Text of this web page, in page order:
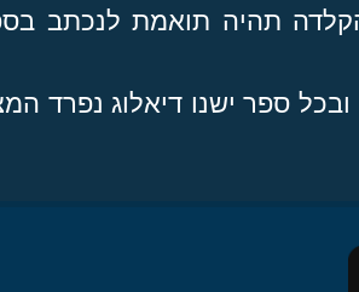
תהיה תואמת לנכתב
ספר ישנו דיאלוג נפרד